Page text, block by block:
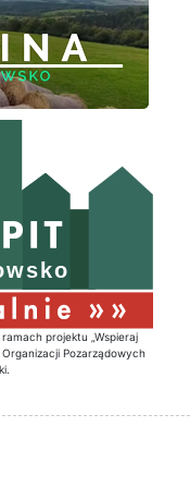
projektu „Wspieraj
Pozarządowych